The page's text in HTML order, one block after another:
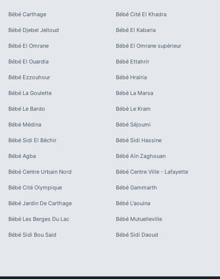
Bébé Carthage Bébé Cité El Khadra
Bébé Djebel Jelloud Bébé El Kabaria
Bébé El Omrane Bébé El Omrane supérieur
Bébé El Ouardia Bébé Ettahrir
Bébé Ezzouhour Bébé Hraïria
Bébé La Goulette Bébé La Marsa
Bébé Le Bardo Bébé Le Kram
Bébé Médina Bébé Séjoumi
Bébé Sidi El Béchir Bébé Sidi Hassine
Bébé Agba Bébé Aïn Zaghouan
Bébé Centre Urbain Nord Bébé Centre Ville - Lafayette
Bébé Cité Olympique Bébé Gammarth
Bébé Jardin De Carthage Bébé L'aouina
Bébé Les Berges Du Lac Bébé Mutuelleville
Bébé Sidi Bou Said Bébé Sidi Daoud